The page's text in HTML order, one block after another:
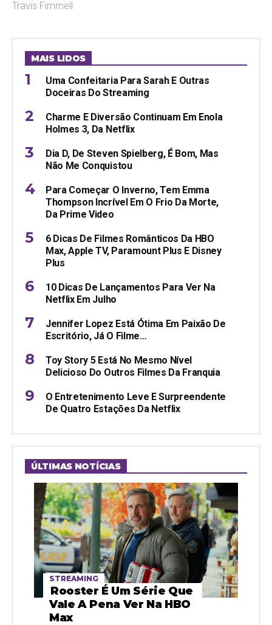
Travis Fimmell
MAIS LIDOS
Uma Confeitaria Para Sarah E Outras
Doceiras Do Streaming
Charme E Diversão Continuam Em Enola
Holmes 3, Da Netflix
Dia D, De Steven Spielberg, É Bom, Mas
Não Me Conquistou
Para Começar O Inverno, Tem Emma
Thompson Incrível Em O Frio Da Morte,
Da Prime Video
6 Dicas De Filmes Românticos Da HBO
Max, Apple TV, Paramount Plus E Disney
Plus
10 Dicas De Lançamentos Para Ver Na
Netflix Em Julho
Jennifer Lopez Está Ótima Em Paixão De
Escritório, Já O Filme…
Toy Story 5 Está No Mesmo Nível
Delicioso Do Outros Filmes Da Franquia
O Entretenimento Leve E Surpreendente
De Quatro Estações Da Netflix
ÚLTIMAS NOTÍCIAS
STREAMING
Rooster É Um Série Que
Vale A Pena Ver Na HBO
Max